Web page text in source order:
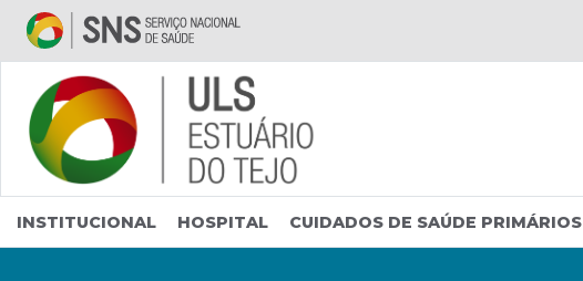
Saltar para conteúdo principal
INSTITUCIONAL HOSPITAL CUIDADOS DE SAÚDE PRIMÁRIOS